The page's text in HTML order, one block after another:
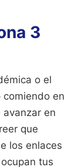
3
o el
en
en
que
los enlaces
tus